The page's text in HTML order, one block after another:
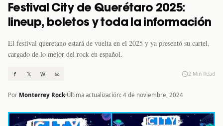
Festival City de Querétaro 2025:
lineup, boletos y toda la información
El festival queretano estará de vuelta en el 2025 y ya presentó su cartel,
cargado de lo mejor del rock en español.
f 𝕏 W ✉ 2 Min Read
Por Monterrey Rock Última actualización: 4 de noviembre, 2024